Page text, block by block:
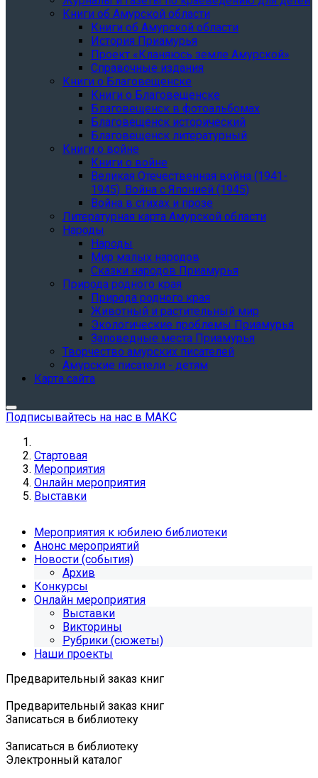
Книги об Амурской области
Книги об Амурской области
История Приамурья
Проект «Кланяюсь земле Амурской»
Справочные издания
Книги о Благовещенске
Книги о Благовещенске
Благовещенск в фотоальбомах
Благовещенск исторический
Благовещенск литературный
Книги о войне
Книги о войне
Великая Отечественная война (1941-
1945). Война с Японией (1945)
Война в стихах и прозе
Литературная карта Амурской области
Народы
Народы
Мир малых народов
Сказки народов Приамурья
Природа родного края
Природа родного края
Животный и растительный мир
Экологические проблемы Приамурья
Заповедные места Приамурья
Творчество амурских писателей
Амурские писатели - детям
Карта сайта
Подписывайтесь на нас в МАКС
Стартовая
Мероприятия
Онлайн мероприятия
Выставки
Мероприятия к юбилею библиотеки
Анонс мероприятий
Новости (события)
Архив
Конкурсы
Онлайн мероприятия
Выставки
Викторины
Рубрики (сюжеты)
Наши проекты
Предварительный заказ книг
Предварительный заказ книг
Записаться в библиотеку
Записаться в библиотеку
Электронный каталог